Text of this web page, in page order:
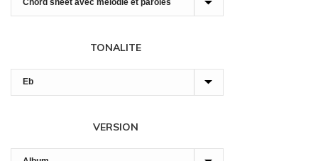
TONALITE
VERSION